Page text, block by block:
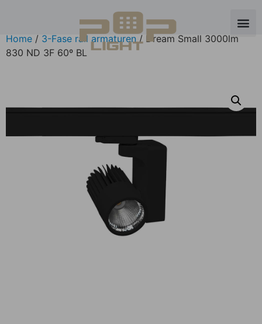
Home / 3-Fase rail armaturen / Dream Small 3000lm
830 ND 3F 60º BL